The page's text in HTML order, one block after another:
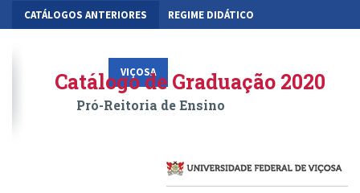
CATÁLOGOS ANTERIORES REGIME DIDÁTICO
VIÇOSA RIO PARANAÍBA FLORESTAL
Catálogo de Graduação 2020
Pró-Reitoria de Ensino